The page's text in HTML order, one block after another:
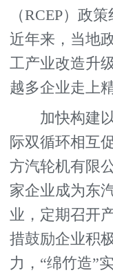
（RCEP）政
近年来，当地
工产业改造升
越多企业走上
加快构建以
际双循环相互
方汽轮机有限
家企业成为东
业，定期召开
措鼓励企业积
力，“绵竹造”